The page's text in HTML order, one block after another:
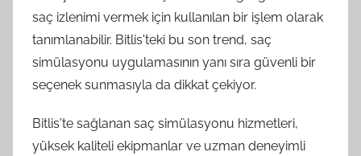
saç izlenimi vermek için kullanılan bir işlem olarak
tanımlanabilir. Bitlis'teki bu son trend, saç
simülasyonu uygulamasının yanı sıra güvenli bir
seçenek sunmasıyla da dikkat çekiyor.
Bitlis'te sağlanan saç simülasyonu hizmetleri,
yüksek kaliteli ekipmanlar ve uzman deneyimli